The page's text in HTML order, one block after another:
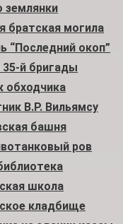
землянки
братская могила
“Последний окоп”
35-й бригады
обходчика
В.Р. Вильямсу
башня
ров
школа
кладбище